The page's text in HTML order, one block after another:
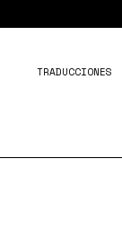
TRADUCCIONES